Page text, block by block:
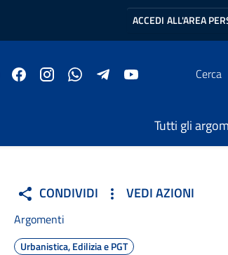
ACCEDI ALL'AREA
Cerca
Tutti gli
CONDIVIDI VEDI AZIONI
Argomenti
Urbanistica, Edilizia e PGT